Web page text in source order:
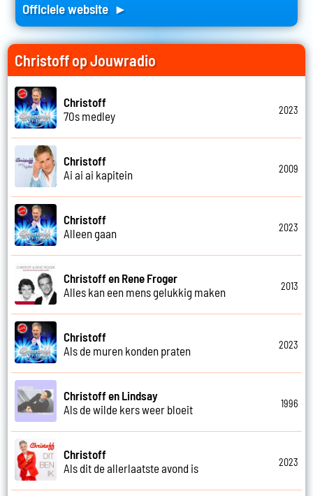
Officiele website ►
Christoff op Jouwradio
Christoff
70s medley
2023
Christoff
Ai ai ai kapitein
2009
Christoff
Alleen gaan
2023
Christoff en Rene Froger
Alles kan een mens gelukkig maken
2013
Christoff
Als de muren konden praten
2023
Christoff en Lindsay
Als de wilde kers weer bloeit
1996
Christoff
Als dit de allerlaatste avond is
2023